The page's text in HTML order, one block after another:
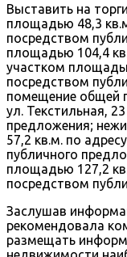
Выставить на
площадью 48,3
посредством
площадью 104,4
участком
посредством
помещение
ул. Текстильная,
предложения;
57,2 кв.м. по
публичного
площадью 127,2
посредством
Заслушав
рекомендовала
размещать